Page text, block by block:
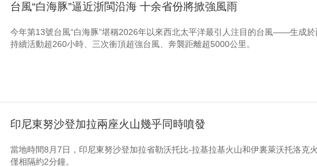
台風“白海豚”逼近浙閩沿海 十余省份將掀強風雨
今年第13號台風“白海豚”堪稱2026年以來西北太平洋最引人注目的台風——生成於
持續活動超260小時、三次衝頂超強台風、奔襲距離超5000公里。
印尼東努沙登加拉兩座火山幾乎同時噴發
當地時間8月7日，印尼東努沙登加拉省勒沃托比-拉基拉基火山和伊裏萊沃托洛克
僅相隔約2分鐘。